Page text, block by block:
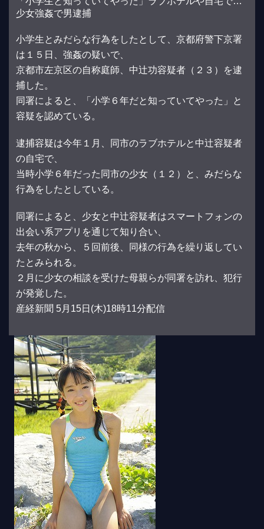
少女強姦で男逮捕
小学生とみだらな行為をしたとして、京都府警下京署
は１５日、強姦の疑いで、
京都市左京区の自称庭師、中辻功容疑者（２３）を逮
捕した。
同署によると、「小学６年だと知っていてやった」と
容疑を認めている。
逮捕容疑は今年１月、同市のラブホテルと中辻容疑者
の自宅で、
当時小学６年だった同市の少女（１２）と、みだらな
行為をしたとしている。
同署によると、少女と中辻容疑者はスマートフォンの
出会い系アプリを通じて知り合い、
去年の秋から、５回前後、同様の行為を繰り返してい
たとみられる。
２月に少女の相談を受けた母親らが同署を訪れ、犯行
が発覚した。
産経新聞 5月15日(木)18時11分配信